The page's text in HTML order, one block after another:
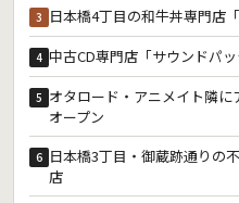
3 日本橋4丁目の和牛丼専門店
4 中古CD専門店「サウンドパ
5 オタロード・アニメイト隣
オープン
6 日本橋3丁目・御蔵跡通りの
店